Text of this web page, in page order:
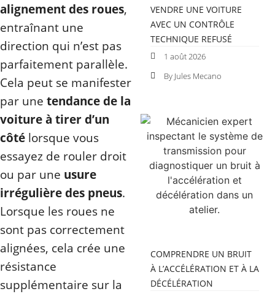
alignement des roues,
entraînant une
direction qui n’est pas
parfaitement parallèle.
Cela peut se manifester
par une tendance de la
voiture à tirer d’un
côté lorsque vous
essayez de rouler droit
ou par une usure
irrégulière des pneus.
Lorsque les roues ne
sont pas correctement
alignées, cela crée une
résistance
supplémentaire sur la
VENDRE UNE VOITURE
AVEC UN CONTRÔLE
TECHNIQUE REFUSÉ
1 août 2026
By Jules Mecano
COMPRENDRE UN BRUIT
À L’ACCÉLÉRATION ET À LA
DÉCÉLÉRATION